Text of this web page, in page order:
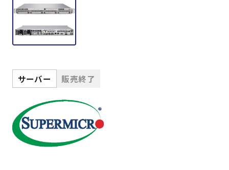
サービス
サポート
会社案内
サーバー 販売終了